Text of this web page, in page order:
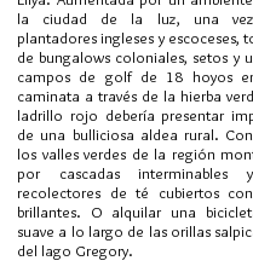
la ciudad de la luz, una
plantadores ingleses y escoceses,
de bungalows coloniales, setos y
campos de golf de 18 hoyos
caminata a través de la hierba
ladrillo rojo debería presentar
de una bulliciosa aldea rural.
los valles verdes de la región
por cascadas interminables
recolectores de té cubiertos
brillantes. O alquilar una
suave a lo largo de las orillas
del lago Gregory.